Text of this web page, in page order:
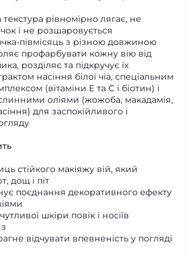
рівномірно лягає, не
і не розшаровується
півмісяць з різною довжиною
профарбувати кожну вію від
розділяє та підкручує їх
насіння білої чіа, спеціальним
(вітаміни E та C і біотин) і
оліями (жожоба, макадамія,
для заспокійливого і
стійкого макіяжу вій, який
дощ і піт
поєднання декоративного ефекту
шкіри повік і носіїв
відчувати впевненість у погляді